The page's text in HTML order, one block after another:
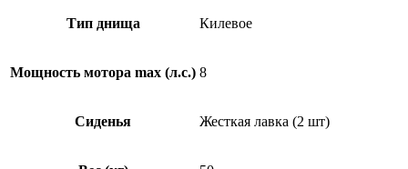
Тип днища Килевое
Мощность мотора max (л.с.) 8
Сиденья Жесткая лавка (2 шт)